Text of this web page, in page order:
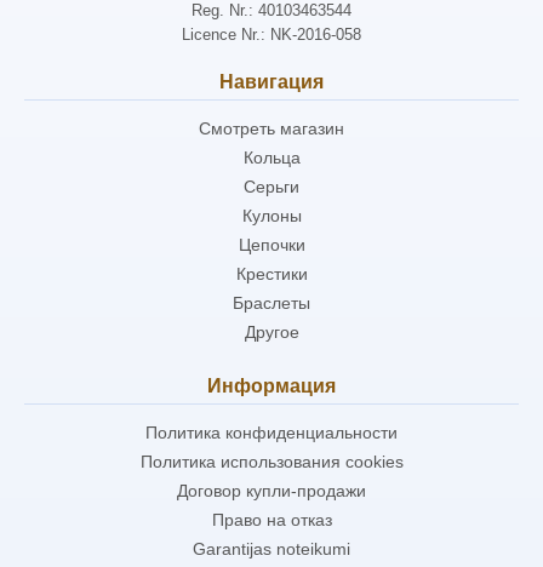
Reg. Nr.: 40103463544
Licence Nr.: NK-2016-058
Навигация
Смотреть магазин
Кольца
Серьги
Кулоны
Цепочки
Крестики
Браслеты
Другое
Информация
Политика конфиденциальности
Политика использования cookies
Договор купли-продажи
Право на отказ
Garantijas noteikumi